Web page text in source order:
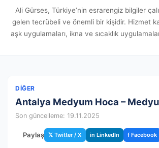
Ali Gürses, Türkiye’nin esrarengiz bilgiler
gelen tecrübeli ve önemli bir kişidir. Hizmet
aşk uygulamaları, ikna ve sıcaklık
DIĞER
Antalya Medyum Hoca –
Son güncelleme: 19.11.2025
Paylaş 𝕏 Twitter / X in LinkedIn f Facebook